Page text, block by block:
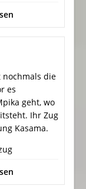
die
es
geht, wo
Ihr Zug
Kasama.